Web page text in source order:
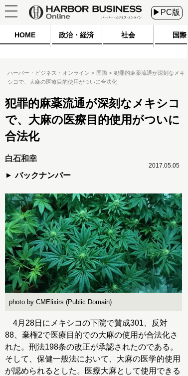
▶PC版
HOME 政治・経済 社会 国際
ハーバー・ビジネス・オンライン 国際
犯罪的麻薬流通が深刻なメキ
シコで、大麻の医療目的使用がついに合法化
犯罪的麻薬流通が深刻なメキシコ
で、大麻の医療目的使用がついに
合法化
白石和幸
バックナンバー
2017.05.05
photo by CMElixirs (Public Domain)
4月28日にメキシコの下院で賛成301、反対
88、棄権2で医療目的での大麻の使用が合法化さ
れた。刑法198条の改正が承認されたのである。
そして、保健一般法において、大麻の医学的使用
が認められるとした。医療大麻として使用できる